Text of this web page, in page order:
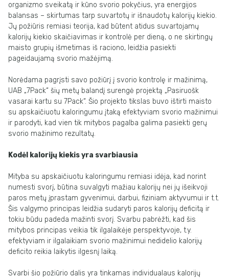
organizmo sveikatą ir kūno svorio pokyčius, yra energijos
balansas – skirtumas tarp suvartotų ir išnaudotų kalorijų kiekio.
Jų požiūris remiasi teorija, kad būtent atidus suvartojamų
kalorijų kiekio skaičiavimas ir kontrolė per dieną, o ne skirtingų
maisto grupių išmetimas iš raciono, leidžia pasiekti
pageidaujamą svorio mažėjimą.
Norėdama pagrįsti savo požiūrį į svorio kontrolę ir mažinimą,
UAB „7Pack“ šių metų balandį surengė projektą „Pasiruošk
vasarai kartu su 7Pack“. Šio projekto tikslas buvo ištirti maisto
su apskaičiuotu kaloringumu įtaką efektyviam svorio mažinimui
ir parodyti, kad vien tik mitybos pagalba galima pasiekti gerų
svorio mažinimo rezultatų.
Kodėl kalorijų kiekis yra svarbiausia
Mityba su apskaičiuotu kaloringumu remiasi idėja, kad norint
numesti svorį, būtina suvalgyti mažiau kalorijų nei jų išeikvoji
paros metų įprastam gyvenimui, darbui, fiziniam aktyvumui ir t.t.
Šis valgymo principas leidžia sudaryti paros kalorijų deficitą ir
tokiu būdu padeda mažinti svorį. Svarbu pabrėžti, kad šis
mitybos principas veikia tik ilgalaikėje perspektyvoje, t.y.
efektyviam ir ilgalaikiam svorio mažinimui nedidelio kalorijų
deficito reikia laikytis ilgesnį laiką.
Svarbi šio požiūrio dalis yra tinkamas individualaus kalorijų